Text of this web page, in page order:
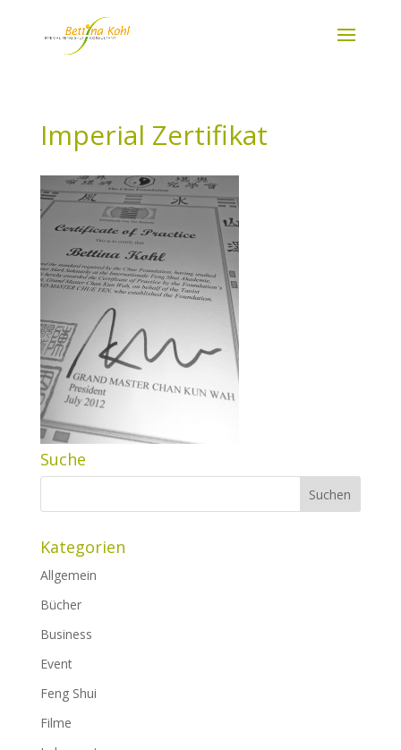
Imperial Zertifikat
Suche
Kategorien
Allgemein
Bücher
Business
Event
Feng Shui
Filme